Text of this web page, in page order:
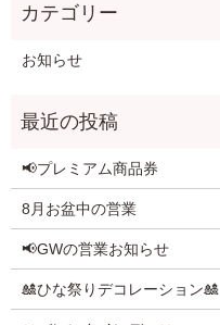
お知らせ
📢プレミアム商品券
8月お盆中の営業
📢GWの営業お知らせ
🎎ひな祭りデコレーション🎎